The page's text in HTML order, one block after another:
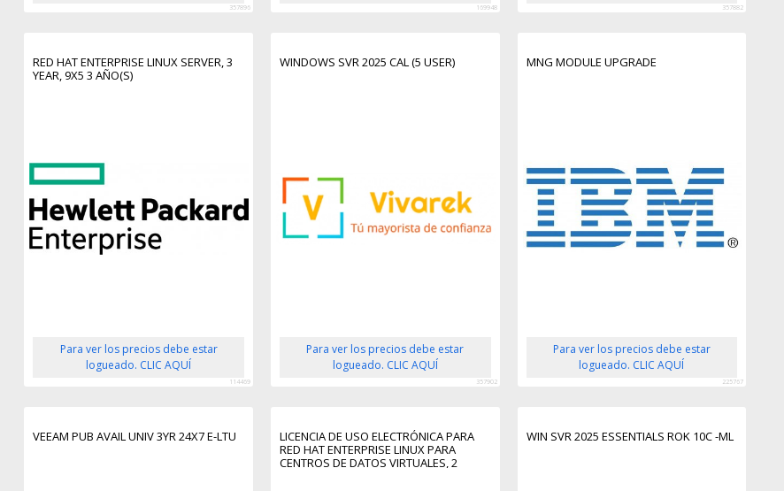
357896 169948 357882
RED HAT ENTERPRISE LINUX SERVER, 3
YEAR, 9X5 3 AÑO(S)
Para ver los precios debe estar
logueado. CLIC AQUÍ
114469
WINDOWS SVR 2025 CAL (5 USER)
Para ver los precios debe estar
logueado. CLIC AQUÍ
357902
MNG MODULE UPGRADE
Para ver los precios debe estar
logueado. CLIC AQUÍ
225767
VEEAM PUB AVAIL UNIV 3YR 24X7 E-LTU
LICENCIA DE USO ELECTRÓNICA PARA
RED HAT ENTERPRISE LINUX PARA
CENTROS DE DATOS VIRTUALES, 2
WIN SVR 2025 ESSENTIALS ROK 10C -ML